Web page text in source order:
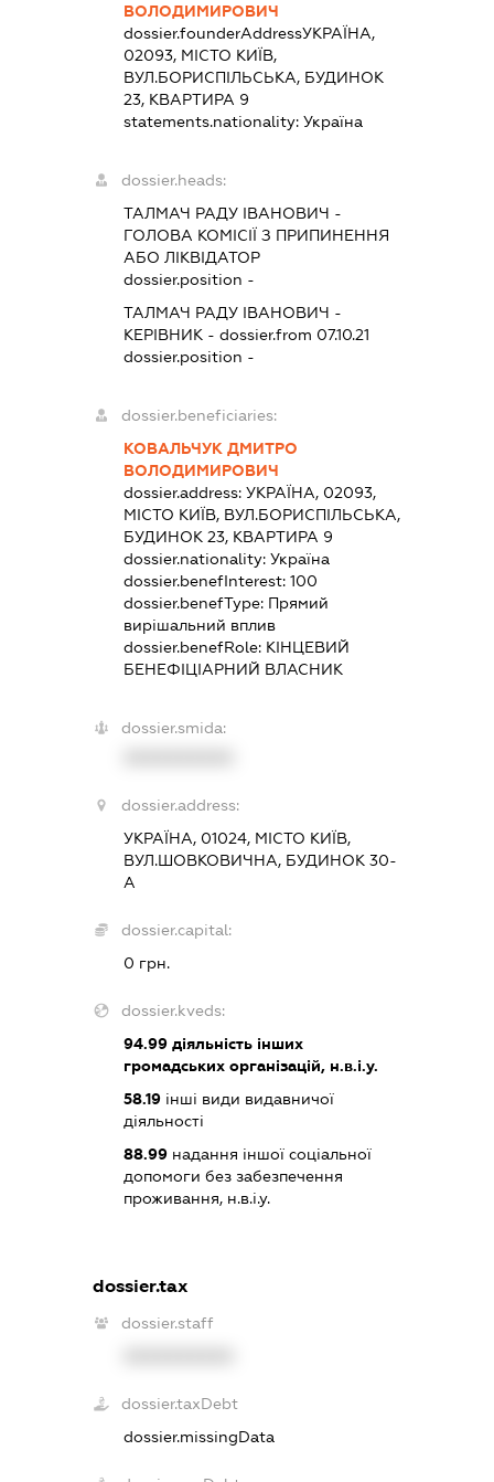
ВОЛОДИМИРОВИЧ
dossier.founderAddressУКРАЇНА,
02093, МІСТО КИЇВ,
ВУЛ.БОРИСПІЛЬСЬКА, БУДИНОК
23, КВАРТИРА 9
statements.nationality:Україна
dossier.heads:
ТАЛМАЧ РАДУ ІВАНОВИЧ -
ГОЛОВА КОМІСІЇ З ПРИПИНЕННЯ
АБО ЛІКВІДАТОР
dossier.position -
ТАЛМАЧ РАДУ ІВАНОВИЧ -
КЕРІВНИК - dossier.from 07.10.21
dossier.position -
dossier.beneficiaries:
КОВАЛЬЧУК ДМИТРО
ВОЛОДИМИРОВИЧ
dossier.address:УКРАЇНА, 02093,
МІСТО КИЇВ, ВУЛ.БОРИСПІЛЬСЬКА,
БУДИНОК 23, КВАРТИРА 9
dossier.nationality:Україна
dossier.benefInterest:100
dossier.benefType: Прямий
вирішальний вплив
dossier.benefRole: КІНЦЕВИЙ
БЕНЕФІЦІАРНИЙ ВЛАСНИК
dossier.smida:
dossier.address:
УКРАЇНА, 01024, МІСТО КИЇВ,
ВУЛ.ШОВКОВИЧНА, БУДИНОК 30-
А
dossier.capital:
0 грн.
dossier.kveds:
94.99 діяльність інших
громадських організацій, н.в.і.у.
58.19 інші види видавничої
діяльності
88.99 надання іншої соціальної
допомоги без забезпечення
проживання, н.в.і.у.
dossier.tax
dossier.staff
dossier.taxDebt
dossier.missingData